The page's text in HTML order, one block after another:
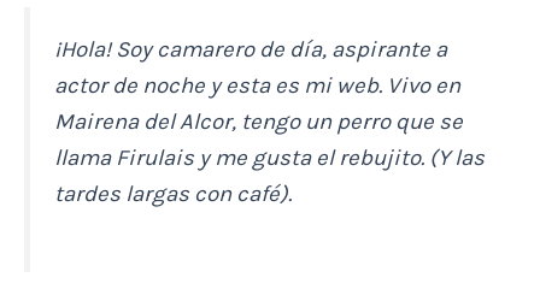
¡Hola! Soy camarero de día, aspirante a
actor de noche y esta es mi web. Vivo en
Mairena del Alcor, tengo un perro que se
llama Firulais y me gusta el rebujito. (Y las
tardes largas con café).